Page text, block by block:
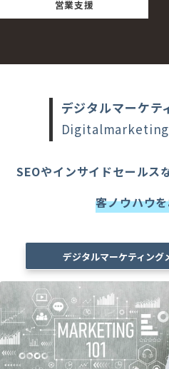
営業支援
デジタルマーケテ
SEOやインサイドセールス
客ノウハウを
デジタルマーケティング